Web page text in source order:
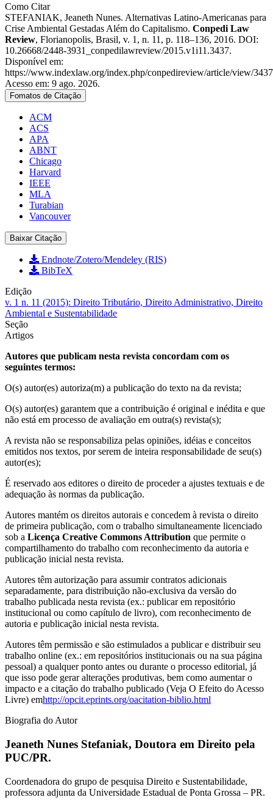
Detalhes
do
artigo
Como Citar
STEFANIAK, Jeaneth Nunes. Alternativas Latino-Americanas para
Crise Ambiental Gestadas Além do Capitalismo. Conpedi Law
Review, Florianopolis, Brasil, v. 1, n. 11, p. 118–136, 2016. DOI:
10.26668/2448-3931_conpedilawreview/2015.v1i11.3437.
Disponível em:
https://www.indexlaw.org/index.php/conpedireview/article/view/
Acesso em: 9 ago. 2026.
Fomatos de Citação
ACM
ACS
APA
ABNT
Chicago
Harvard
IEEE
MLA
Turabian
Vancouver
Baixar Citação
Endnote/Zotero/Mendeley (RIS)
BibTeX
Edição
v. 1 n. 11 (2015): Direito Tributário, Direito Administrativo, Direito
Ambiental e Sustentabilidade
Seção
Artigos
Autores que publicam nesta revista concordam com os
seguintes termos:
O(s) autor(es) autoriza(m) a publicação do texto na da revista;
O(s) autor(es) garantem que a contribuição é original e inédita e que
não está em processo de avaliação em outra(s) revista(s);
A revista não se responsabiliza pelas opiniões, idéias e conceitos
emitidos nos textos, por serem de inteira responsabilidade de seu(s)
autor(es);
É reservado aos editores o direito de proceder a ajustes textuais e de
adequação às normas da publicação.
Autores mantém os direitos autorais e concedem à revista o direito
de primeira publicação, com o trabalho simultaneamente licenciado
sob a Licença Creative Commons Attribution que permite o
compartilhamento do trabalho com reconhecimento da autoria e
publicação inicial nesta revista.
Autores têm autorização para assumir contratos adicionais
separadamente, para distribuição não-exclusiva da versão do
trabalho publicada nesta revista (ex.: publicar em repositório
institucional ou como capítulo de livro), com reconhecimento de
autoria e publicação inicial nesta revista.
Autores têm permissão e são estimulados a publicar e distribuir seu
trabalho online (ex.: em repositórios institucionais ou na sua página
pessoal) a qualquer ponto antes ou durante o processo editorial, já
que isso pode gerar alterações produtivas, bem como aumentar o
impacto e a citação do trabalho publicado (Veja O Efeito do Acesso
Livre) emhttp://opcit.eprints.org/oacitation-biblio.html
Biografia do Autor
Jeaneth Nunes Stefaniak, Doutora em Direito pela
PUC/PR.
Coordenadora do grupo de pesquisa Direito e Sustentabilidade,
professora adjunta da Universidade Estadual de Ponta Grossa – PR.